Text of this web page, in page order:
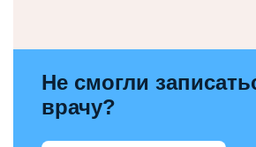
Не смогли
врачу?